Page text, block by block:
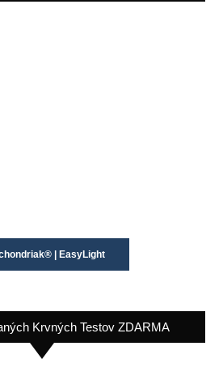
| EasyLight
Krvných Testov ZDARMA